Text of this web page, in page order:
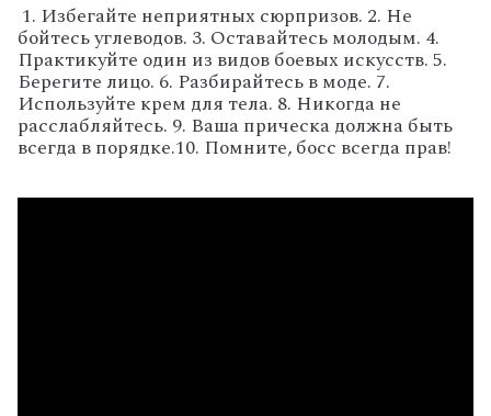
1. Избегайте неприятных сюрпризов. 2. Не
бойтесь углеводов. 3. Оставайтесь молодым. 4.
Практикуйте один из видов боевых искусств.5.
Берегите лицо. 6. Разбирайтесь в моде. 7.
Используйте крем для тела. 8. Никогда не
расслабляйтесь. 9. Ваша прическа должна быть
всегда в порядке.10. Помните, босс всегда прав!